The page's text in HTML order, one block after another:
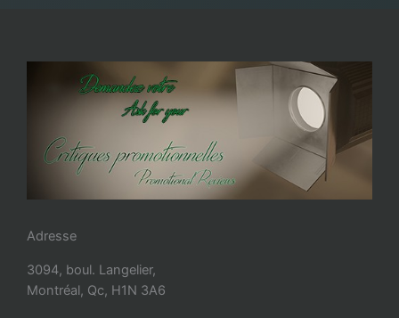
Adresse
3094, boul. Langelier,
Montréal, Qc, H1N 3A6